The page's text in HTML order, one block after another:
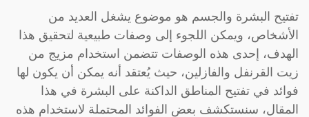
تفتيح البشرة والجسم هو موضوع يشغل العديد من
الأشخاص، ويمكن اللجوء إلى وصفات طبيعية لتحقيق هذا
الهدف، إحدى هذه الوصفات تتضمن استخدام مزيج من
زيت القرنفل والفازلين، حيث يُعتقد أنه يمكن أن يكون لها
فوائد في تفتيح المناطق الداكنة على البشرة في هذا
المقال، سنستكشف بعض الفوائد المحتملة لاستخدام هذه